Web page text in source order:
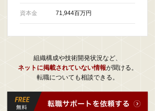
資本金 71,944百万円
組織構成や技術開発状況など、
ネットに掲載されていない情報が聞ける。
転職についても相談できる。